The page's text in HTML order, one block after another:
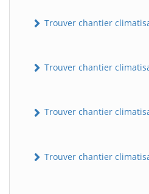
Trouver chantier
Trouver chantier
Trouver chantier
Trouver chantier